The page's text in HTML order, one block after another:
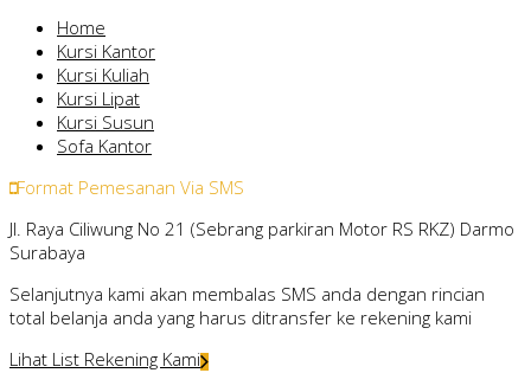
Home
Kursi Kantor
Kursi Kuliah
Kursi Lipat
Kursi Susun
Sofa Kantor
Format Pemesanan Via SMS
Jl. Raya Ciliwung No 21 (Sebrang parkiran Motor RS RKZ) Darmo
Surabaya
Selanjutnya kami akan membalas SMS anda dengan rincian
total belanja anda yang harus ditransfer ke rekening kami
Lihat List Rekening Kami